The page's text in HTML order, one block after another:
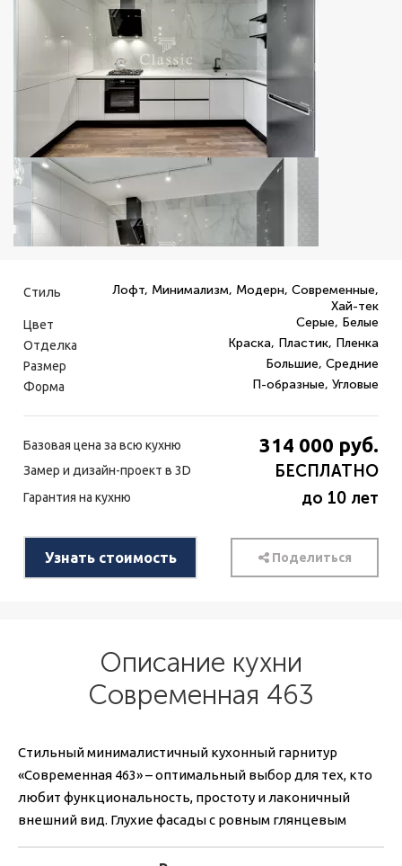
Описание кухни
Современная 463
Стильный минималистичный кухонный гарнитур
«Современная 463» – оптимальный выбор для тех, кто
любит функциональность, простоту и лаконичный
внешний вид. Глухие фасады с ровным глянцевым
Стиль
Лофт, Минимализм, Модерн, Современные,
Хай-тек
Цвет Серые, Белые
Отделка Краска, Пластик, Пленка
Размер Большие, Средние
Форма П-образные, Угловые
Базовая цена за всю кухню 314 000 руб.
Замер и дизайн-проект в 3D БЕСПЛАТНО
Гарантия на кухню до 10 лет
Узнать стоимость Поделиться